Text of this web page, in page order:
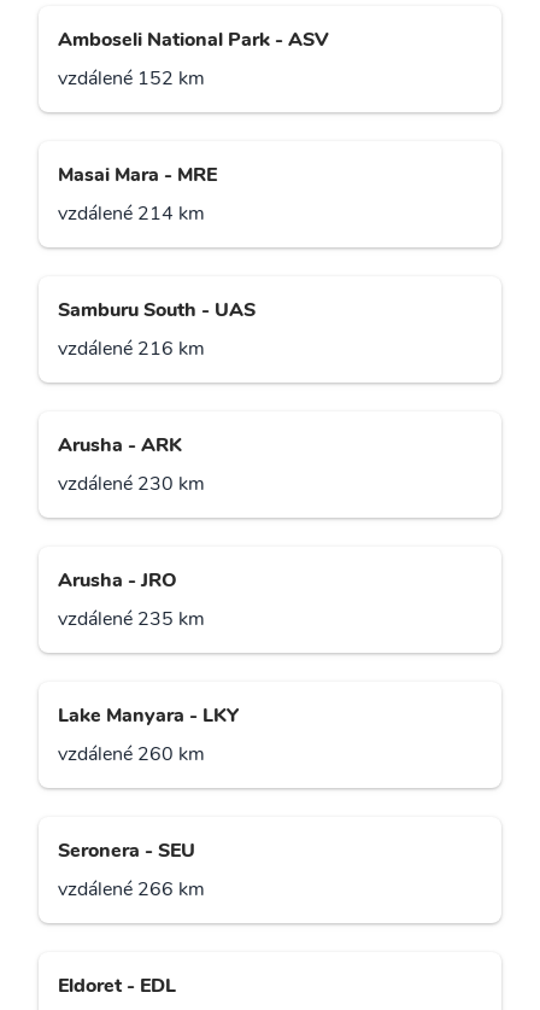
Amboseli National Park - ASV
vzdálené 152 km
Masai Mara - MRE
vzdálené 214 km
Samburu South - UAS
vzdálené 216 km
Arusha - ARK
vzdálené 230 km
Arusha - JRO
vzdálené 235 km
Lake Manyara - LKY
vzdálené 260 km
Seronera - SEU
vzdálené 266 km
Eldoret - EDL